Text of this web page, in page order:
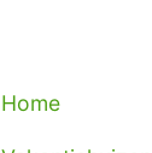
Home